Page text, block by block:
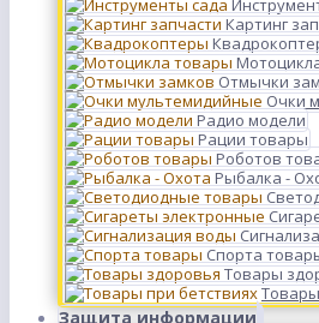
Картинг
Отмычки
Очки
Радио модели
Рации товары
Роботов
Рыбалка -
Спорта
Товары
Защита информации